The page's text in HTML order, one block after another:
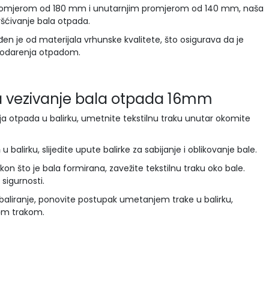
od 180 mm i unutarnjim promjerom od 140 mm, naša
bala otpada.
je od materijala vrhunske kvalitete, što osigurava da je
otpadom.
vezivanje bala otpada 16mm
otpada u balirku, umetnite tekstilnu traku unutar okomite
balirku, slijedite upute balirke za sabijanje i oblikovanje bale.
što je bala formirana, zavežite tekstilnu traku oko bale.
ponovite postupak umetanjem trake u balirku,
trakom.